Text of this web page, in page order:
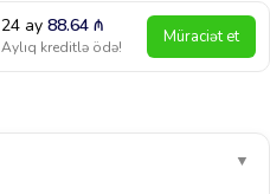
24 ay88.64₼
Aylıq kreditlə ödə! Müraciət et
▼